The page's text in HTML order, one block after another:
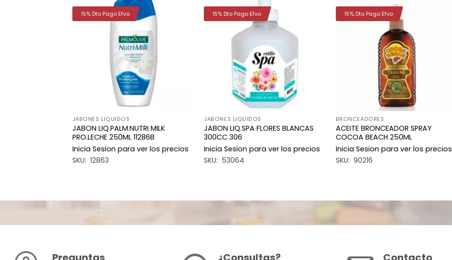
JABONES LIQUIDOS
JABON LIQ.PALM.NUTRI MILK
PRO.LECHE 250ML 11286B
Inicia Sesion para ver los precios
SKU: 12863
15% Dto Pago Efvo
deseos
JABONES LIQUIDOS
JABON LIQ.SPA FLORES BLANCAS
300CC 306
Inicia Sesion para ver los precios
SKU: 53064
15% Dto Pago Efvo
BRONCEADORES
ACEITE BRONCEADOR SPRAY
COCOA BEACH 250ML
Inicia Sesion para ver los precios
SKU: 90216
15% Dto Pago Efvo